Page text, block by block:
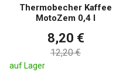
Thermobecher Kaffee
MotoZem 0,4 l
8,20 €
12,20 €
auf Lager